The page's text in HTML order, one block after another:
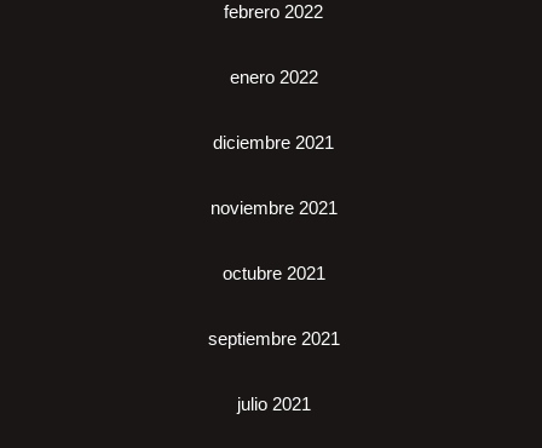
febrero 2022
enero 2022
diciembre 2021
noviembre 2021
octubre 2021
septiembre 2021
julio 2021